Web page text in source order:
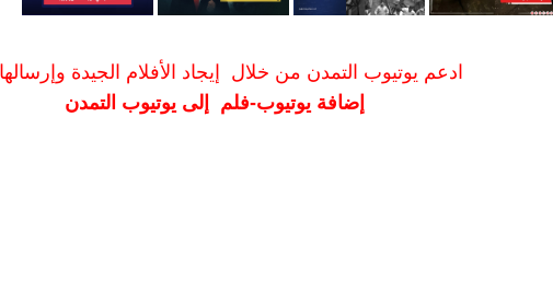
ادعم يوتيوب التمدن من خلال إيجاد الأفلام الجيدة وإرسالها
إضافة يوتيوب-فلم إلى يوتيوب التمدن